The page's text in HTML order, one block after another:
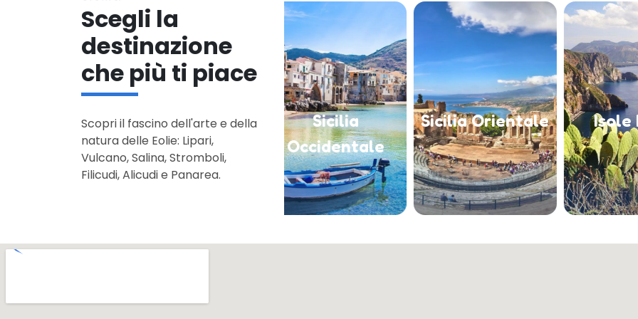
Scegli la
destinazione
che più ti piace
Scopri il fascino dell'arte e della
natura delle Eolie: Lipari,
Vulcano, Salina, Stromboli,
Filicudi, Alicudi e Panarea.
Lampedusa
Sicilia
Occidentale
Sicilia Orientale Isole Eolie